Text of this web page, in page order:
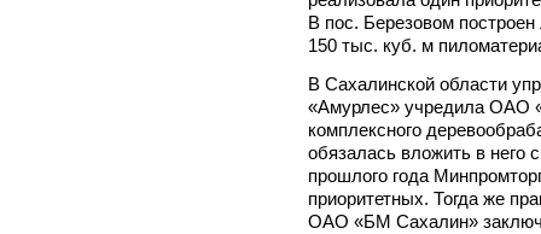
В пос. Березовом
150 тыс. куб. м
В Сахалинской области
«Амурлес» учредила ОАО
комплексного
обязалась вложить в него
прошлого года
приоритетных. Тогда же
ОАО «БМ Сахалин»